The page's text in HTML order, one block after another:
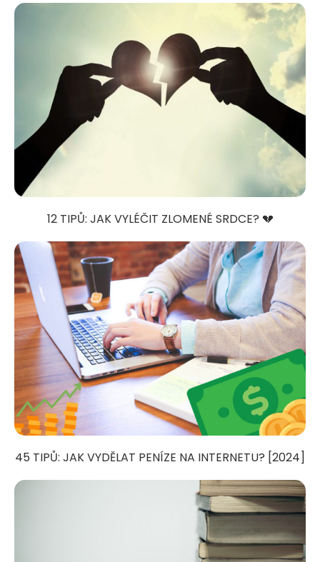
12 TIPŮ: JAK VYLÉČIT ZLOMENÉ SRDCE? 💔
45 TIPŮ: JAK VYDĚLAT PENÍZE NA INTERNETU? [2024]